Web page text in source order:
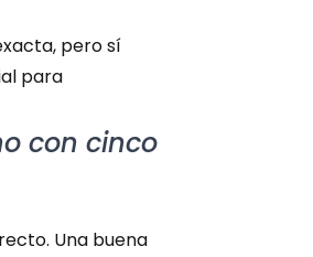
pero sí
para
con cinco
Una buena